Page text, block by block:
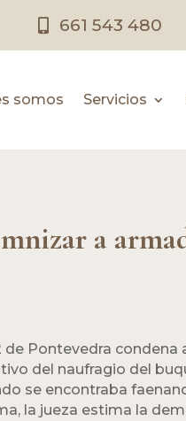
661 543 480
somos Servicios
a
Pontevedra condena
del naufragio del
se encontraba
la jueza estima la